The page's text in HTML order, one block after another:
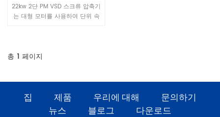
22kw 2단 PM VSD 스크류 압축기
는 대형 모터를 사용하여 단위 속
체 공기 덕트 압력 차이, 구조가
총 1 페이지
집 제품 우리에 대해
문의하기
뉴스
블로그
다운로드